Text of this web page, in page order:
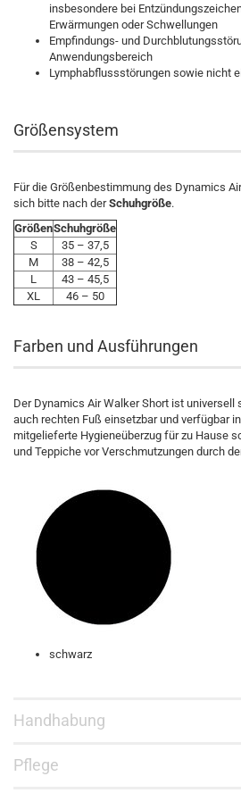
insbesondere bei
Erwärmungen oder Schwellungen
Empfindungs- und
Anwendungsbereich
Lymphabflussstörungen sowie nicht
Größensystem
Für die Größenbestimmung des Dynamics
sich bitte nach derSchuhgröße.
GrößenSchuhgröße
S
35 – 37,5
M
38 – 42,5
L
43 – 45,5
XL
46 – 50
Farben und Ausführungen
Der Dynamics Air Walker Short ist universell
auch rechten Fuß einsetzbar und verfügbar
mitgelieferte Hygieneüberzug für zu Hause
und Teppiche vor Verschmutzungen durch
schwarz
Handhabung
Pflege